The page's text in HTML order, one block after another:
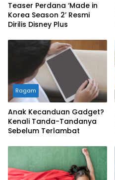
Teaser Perdana ‘Made in
Korea Season 2’ Resmi
Dirilis Disney Plus
Ragam
Anak Kecanduan Gadget?
Kenali Tanda-Tandanya
Sebelum Terlambat